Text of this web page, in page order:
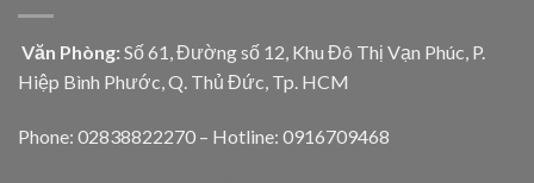
Văn Phòng: Số 61, Đường số 12, Khu Đô Thị Vạn Phúc, P.
Hiệp Bình Phước, Q. Thủ Đức, Tp. HCM
Phone: 02838822270 – Hotline: 0916709468